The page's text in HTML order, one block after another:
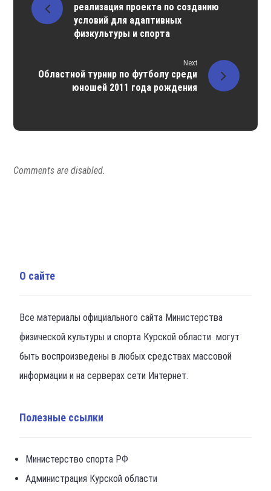
реализация проекта по созданию
условий для адаптивных
физкультуры и спорта
Next
Областной турнир по футболу среди
юношей 2011 года рождения
Comments are disabled.
О сайте
Все материалы официального сайта Министерства
физической культуры и спорта Курской области могут
быть воспроизведены в любых средствах массовой
информации и на серверах сети Интернет.
Полезные ссылки
Министерство спорта РФ
Администрация Курской области